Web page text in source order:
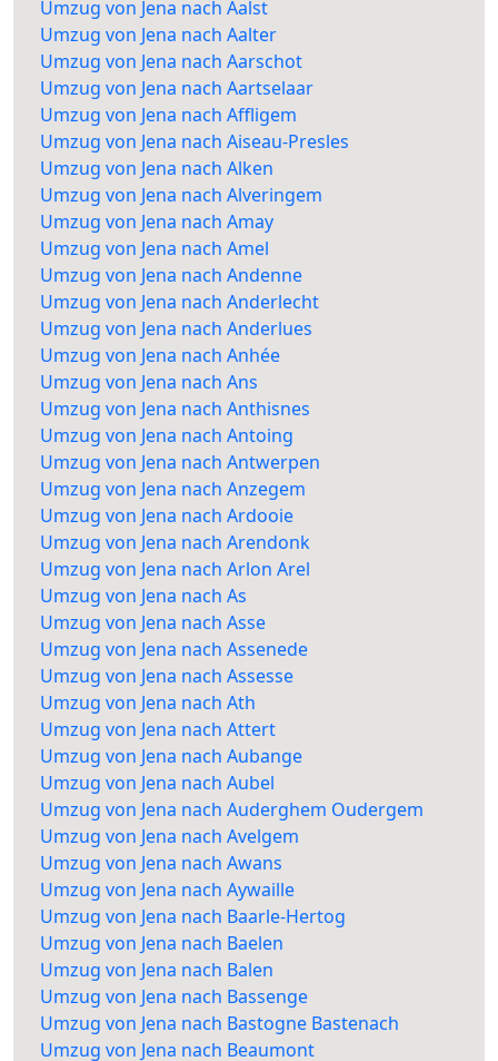
Umzug von Jena nach Aalst
Umzug von Jena nach Aalter
Umzug von Jena nach Aarschot
Umzug von Jena nach Aartselaar
Umzug von Jena nach Affligem
Umzug von Jena nach Aiseau-Presles
Umzug von Jena nach Alken
Umzug von Jena nach Alveringem
Umzug von Jena nach Amay
Umzug von Jena nach Amel
Umzug von Jena nach Andenne
Umzug von Jena nach Anderlecht
Umzug von Jena nach Anderlues
Umzug von Jena nach Anhée
Umzug von Jena nach Ans
Umzug von Jena nach Anthisnes
Umzug von Jena nach Antoing
Umzug von Jena nach Antwerpen
Umzug von Jena nach Anzegem
Umzug von Jena nach Ardooie
Umzug von Jena nach Arendonk
Umzug von Jena nach Arlon Arel
Umzug von Jena nach As
Umzug von Jena nach Asse
Umzug von Jena nach Assenede
Umzug von Jena nach Assesse
Umzug von Jena nach Ath
Umzug von Jena nach Attert
Umzug von Jena nach Aubange
Umzug von Jena nach Aubel
Umzug von Jena nach Auderghem Oudergem
Umzug von Jena nach Avelgem
Umzug von Jena nach Awans
Umzug von Jena nach Aywaille
Umzug von Jena nach Baarle-Hertog
Umzug von Jena nach Baelen
Umzug von Jena nach Balen
Umzug von Jena nach Bassenge
Umzug von Jena nach Bastogne Bastenach
Umzug von Jena nach Beaumont